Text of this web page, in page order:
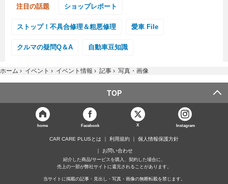
注目の話題 ショップレポート
ストップ！不具合修理＆粗悪修理 愛車 File
クルマの疑問Q＆A 自動車豆知識
ホーム › イベント › イベント情報 › 記事 › 写真・画像
TOP
home Facebook X Instagram
CAR CARE PLUSとは 利用規約 個人情報保護方針
お問い合わせ
紹介した商品/サービスを購入、契約した場合に、
売上の一部が弊社サイトに還元されることがあります。
当サイトに掲載の記事・見出し・写真・画像の無断転載を禁じます。